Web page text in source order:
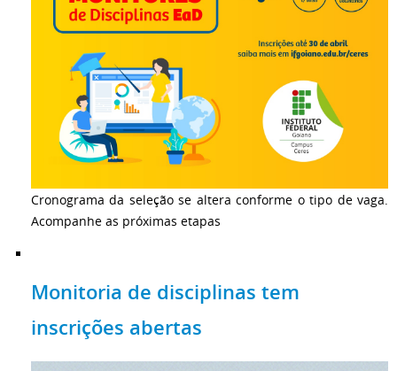
Cronograma da seleção se altera conforme o tipo de vaga.
Acompanhe as próximas etapas
Monitoria de disciplinas tem
inscrições abertas